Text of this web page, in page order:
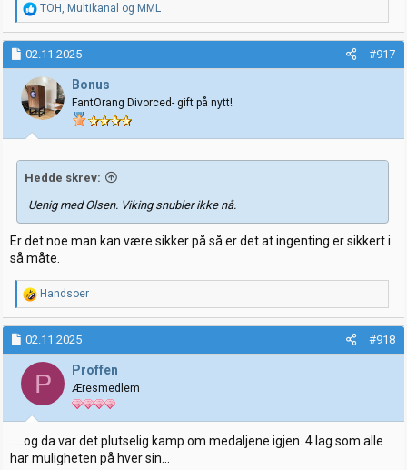
R
e
a
k
s
j
o
n
e
r
TOH , Multikanal og MML
02.11.2025 #917
Bonus
FantOrang Divorced- gift på nytt!
Hedde skrev:
Uenig med Olsen. Viking snubler ikke nå.
Er det noe man kan være sikker på så er det at ingenting er sikkert i
så måte.
R
e
a
k
s
j
o
e
r
:
Handsoer
02.11.2025 #918
P Proffen
Æresmedlem
.....og da var det plutselig kamp om medaljene igjen. 4 lag som alle
har muligheten på hver sin...